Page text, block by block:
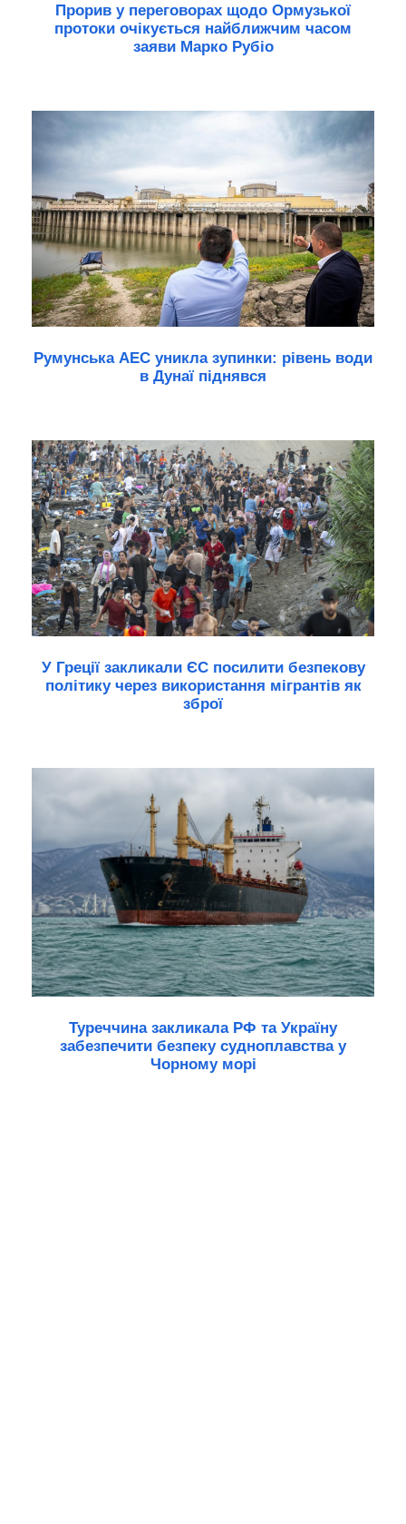
Прорив у переговорах щодо Ормузької
протоки очікується найближчим часом
заяви Марко Рубіо
Румунська АЕС уникла зупинки: рівень води
в Дунаї піднявся
У Греції закликали ЄС посилити безпекову
політику через використання мігрантів як
зброї
Туреччина закликала РФ та Україну
забезпечити безпеку судноплавства у
Чорному морі